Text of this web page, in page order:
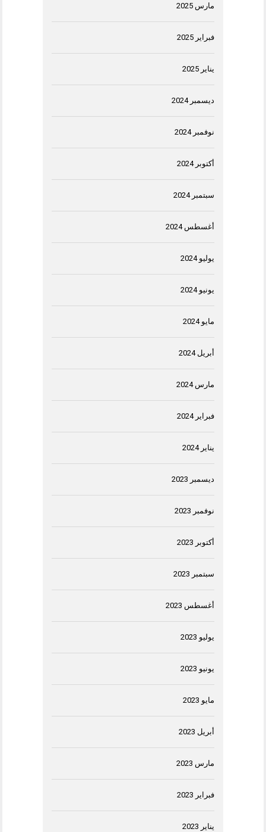
مارس 2025
فبراير 2025
يناير 2025
ديسمبر 2024
نوفمبر 2024
أكتوبر 2024
سبتمبر 2024
أغسطس 2024
يوليو 2024
يونيو 2024
مايو 2024
أبريل 2024
مارس 2024
فبراير 2024
يناير 2024
ديسمبر 2023
نوفمبر 2023
أكتوبر 2023
سبتمبر 2023
أغسطس 2023
يوليو 2023
يونيو 2023
مايو 2023
أبريل 2023
مارس 2023
فبراير 2023
يناير 2023